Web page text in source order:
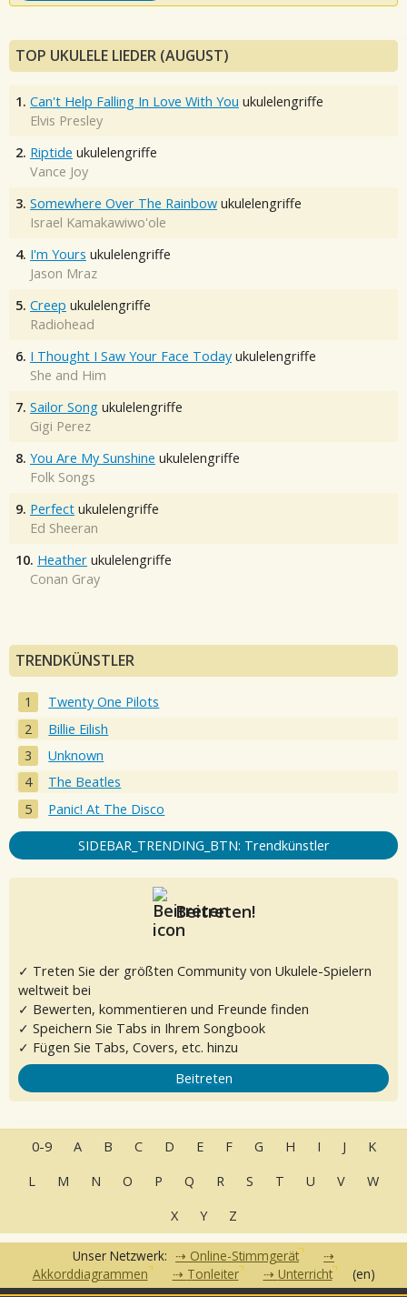
TOP UKULELE LIEDER (AUGUST)
1. Can't Help Falling In Love With You ukulelengriffe
Elvis Presley
2. Riptide ukulelengriffe
Vance Joy
3. Somewhere Over The Rainbow ukulelengriffe
Israel Kamakawiwo'ole
4. I'm Yours ukulelengriffe
Jason Mraz
5. Creep ukulelengriffe
Radiohead
6. I Thought I Saw Your Face Today ukulelengriffe
She and Him
7. Sailor Song ukulelengriffe
Gigi Perez
8. You Are My Sunshine ukulelengriffe
Folk Songs
9. Perfect ukulelengriffe
Ed Sheeran
10. Heather ukulelengriffe
Conan Gray
TRENDKÜNSTLER
Twenty One Pilots
Billie Eilish
Unknown
The Beatles
Panic! At The Disco
SIDEBAR_TRENDING_BTN: Trendkünstler
Beitreten!
✓ Treten Sie der größten Community von Ukulele-Spielern
weltweit bei
✓ Bewerten, kommentieren und Freunde finden
✓ Speichern Sie Tabs in Ihrem Songbook
✓ Fügen Sie Tabs, Covers, etc. hinzu
Beitreten
0-9 A B C D E F G H I J
K
L
M N O P Q R S T U V
W
X
Y Z
Unser Netzwerk:
Online-Stimmgerät
Akkorddiagrammen
Tonleiter Unterricht (en)